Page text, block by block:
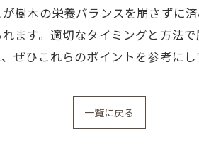
樹木の栄養バランスを崩さずに
ます。適切なタイミングと方法
ぜひこれらのポイントを参考に
一覧に戻る